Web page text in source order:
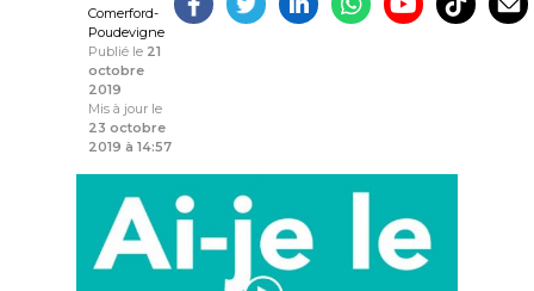
Comerford-
Poudevigne
Publié le 21
octobre
2019
Mis à jour le
23 octobre
2019 à 14:57